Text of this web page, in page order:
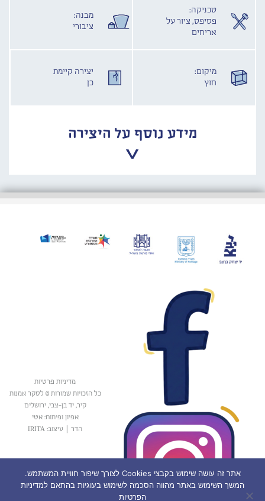
טכניקה:
פסיפס, ציור על
אריחים
מבנה:
ציבורי
מיקום:
חוץ
יצירה קיימת
כן
מידע נוסף על היצירה
מדיניות פרטיות
כל הזכויות שמורות © לסקר אמנות
קיר, יד בן-צבי, ירושלים
אפיון ופיתוח: אטי
הדר
עיצוב: IRITA
אתר זה עושה שימוש בקבצי Cookies לצורך שיפור חוויית המשתמש.
המשך השימוש באתר מהווה הסכמה לשימוש בעוגיות בהתאם למדיניות
הפרטיות